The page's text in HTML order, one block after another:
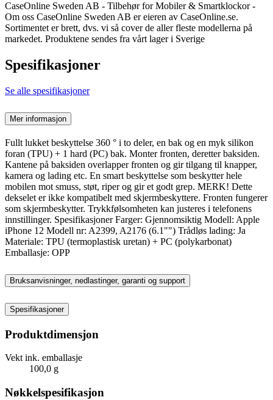
CaseOnline Sweden AB - Tilbehør for Mobiler & Smartklockor -
Om oss CaseOnline Sweden AB er eieren av CaseOnline.se.
Sortimentet er brett, dvs. vi så cover de aller fleste modellerna på
markedet. Produktene sendes fra vårt lager i Sverige
Spesifikasjoner
Se alle spesifikasjoner
Mer informasjon
Fullt lukket beskyttelse 360 ° i to deler, en bak og en myk silikon
foran (TPU) + 1 hard (PC) bak. Monter fronten, deretter baksiden.
Kantene på baksiden overlapper fronten og gir tilgang til knapper,
kamera og lading etc. En smart beskyttelse som beskytter hele
mobilen mot smuss, støt, riper og gir et godt grep. MERK! Dette
dekselet er ikke kompatibelt med skjermbeskyttere. Fronten fungerer
som skjermbeskytter. Trykkfølsomheten kan justeres i telefonens
innstillinger. Spesifikasjoner Farger: Gjennomsiktig Modell: Apple
iPhone 12 Modell nr: A2399, A2176 (6.1"") Trådløs lading: Ja
Materiale: TPU (termoplastisk uretan) + PC (polykarbonat)
Emballasje: OPP
Bruksanvisninger, nedlastinger, garanti og support
Spesifikasjoner
Produktdimensjon
Vekt ink. emballasje
100,0 g
Nøkkelspesifikasjon